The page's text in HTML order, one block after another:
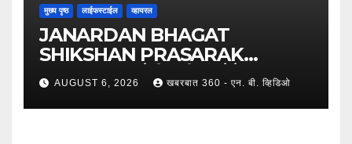
मुख्य पृष्ठ लाईफस्टाईल व्हायरल
JANARDAN BHAGAT
SHIKSHAN PRASARAK
SANSTHA: जेबीएसपी संस्थेचे मुख्य
प्रशासकीय कार्यालय आणि अत्याधुनिक मूट
कोर्टचे थाटात लोकार्पण !
AUGUST 6, 2026 खबरबात 360 - एन. बी. व्हिडिओ